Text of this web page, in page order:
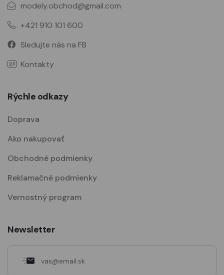
modely.obchod@gmail.com
+421 910 101 600
Sledujte nás na FB
Kontakty
Rýchle odkazy
Doprava
Ako nakupovať
Obchodné podmienky
Reklamačné podmienky
Vernostný program
Newsletter